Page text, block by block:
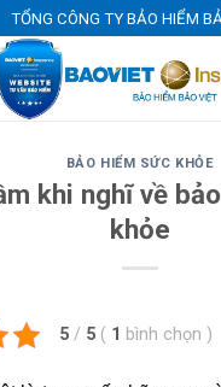
TỔNG CÔNG TY BẢO HIỂM
BẢO HIỂM SỨC KHỎE
khi nghĩ về
khỏe
5 / 5 ( 1 bình chọn )